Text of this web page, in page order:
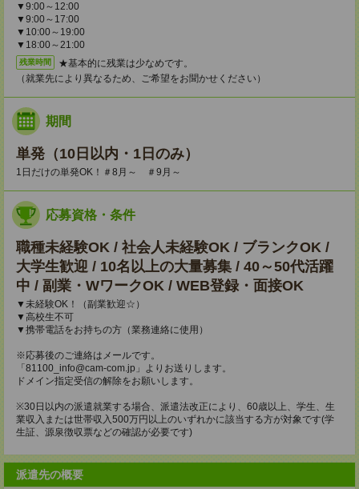
▼9:00～12:00
▼9:00～17:00
▼10:00～19:00
▼18:00～21:00
残業時間
★基本的に残業は少なめです。
（就業先により異なるため、ご希望をお聞かせください）
期間
単発（10日以内・1日のみ）
1日だけの単発OK！＃8月～ ＃9月～
応募資格・条件
職種未経験OK / 社会人未経験OK / ブランクOK /
大学生歓迎 / 10名以上の大量募集 / 40～50代活躍
中 / 副業・WワークOK / WEB登録・面接OK
▼未経験OK！（副業歓迎☆）
▼高校生不可
▼携帯電話をお持ちの方（業務連絡に使用）
※応募後のご連絡はメールです。
「81100_info@cam-com.jp」よりお送りします。
ドメイン指定受信の解除をお願いします。
※30日以内の派遣就業する場合、派遣法改正により、60歳以上、学生、生
業収入または世帯収入500万円以上のいずれかに該当する方が対象です(学
生証、源泉徴収票などの確認が必要です)
派遣先の概要